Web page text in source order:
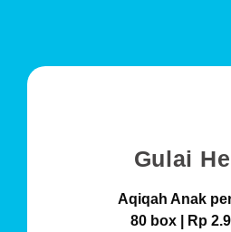
Gulai
Aqiqah Anak
80 box | Rp